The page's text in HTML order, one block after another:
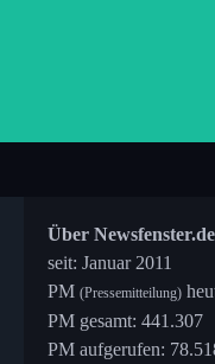
Über Newsfenster.de
seit: Januar 2011
PM (Pressemitteilung)
PM gesamt: 441.307
PM aufgerufen: